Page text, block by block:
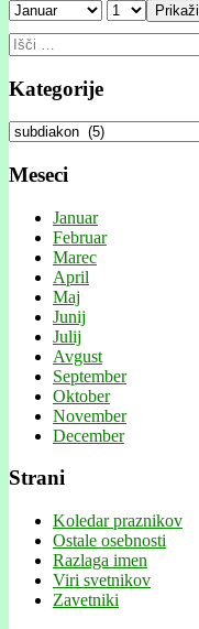
Prikaži
Išči:
Kategorije
Kategorije
Meseci
Januar
Februar
Marec
April
Maj
Junij
Julij
Avgust
September
Oktober
November
December
Strani
Koledar praznikov
Ostale osebnosti
Razlaga imen
Viri svetnikov
Zavetniki